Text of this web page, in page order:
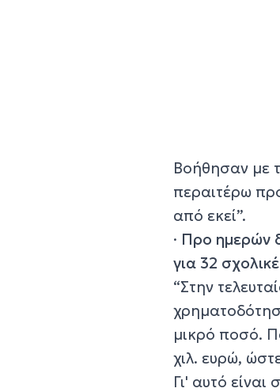
Βοήθησαν με
περαιτέρω
από εκεί”.
· Προ ημερών
για 32
“Στην
μικρό ποσό.
χιλ. ευρώ,
Γι' αυτό